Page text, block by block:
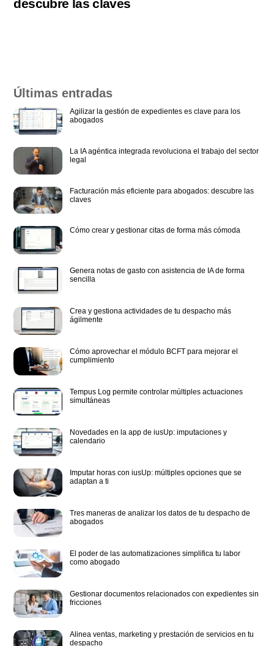
descubre las claves
Últimas entradas
Agilizar la gestión de expedientes es clave para los
abogados
La IA agéntica integrada revoluciona el trabajo del sector
legal
Facturación más eficiente para abogados: descubre las
claves
Cómo crear y gestionar citas de forma más cómoda
Genera notas de gasto con asistencia de IA de forma
sencilla
Crea y gestiona actividades de tu despacho más
ágilmente
Cómo aprovechar el módulo BCFT para mejorar el
cumplimiento
Tempus Log permite controlar múltiples actuaciones
simultáneas
Novedades en la app de iusUp: imputaciones y
calendario
Imputar horas con iusUp: múltiples opciones que se
adaptan a ti
Tres maneras de analizar los datos de tu despacho de
abogados
El poder de las automatizaciones simplifica tu labor
como abogado
Gestionar documentos relacionados con expedientes sin
fricciones
Alinea ventas, marketing y prestación de servicios en tu
despacho